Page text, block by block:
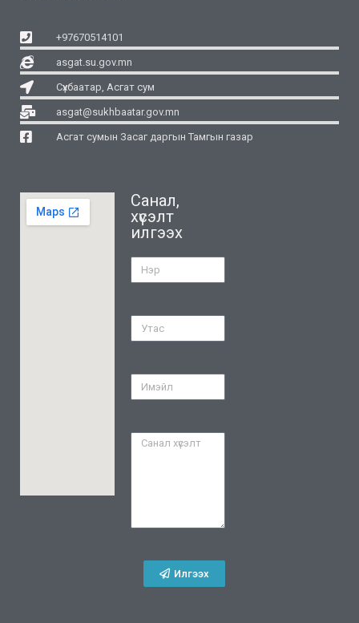
+97670514101
asgat.su.gov.mn
Сүхбаатар, Асгат сум
asgat@sukhbaatar.gov.mn
Асгат сумын Засаг даргын Тамгын газар
Санал,
хүсэлт
илгээх
Илгээх